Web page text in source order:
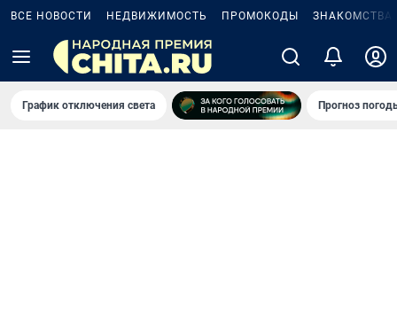
ВСЕ НОВОСТИ НЕДВИЖИМОСТЬ ПРОМОКОДЫ ЗНАКОМСТВА
График отключения света Прогноз